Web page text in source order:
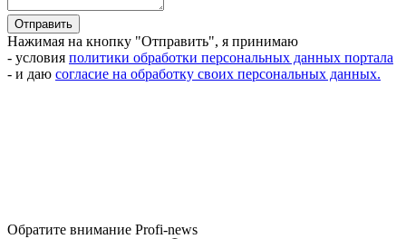
Отправить
Нажимая на кнопку "Отправить", я принимаю
- условия политики обработки персональных данных портала
- и даю согласие на обработку своих персональных данных.
Обратите внимание Profi-news